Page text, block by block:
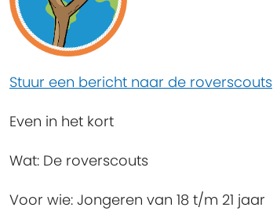
Stuur een bericht naar de roverscouts
Even in het kort
Wat: De roverscouts
Voor wie: Jongeren van 18 t/m 21 jaar